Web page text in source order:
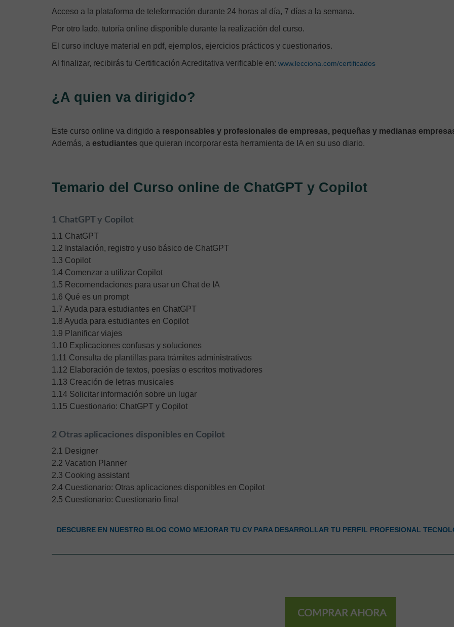
Acceso a la plataforma de teleformación durante 24 horas al día, 7 días a la semana.
Por otro lado, tutoría online disponible durante la realización del curso.
El curso incluye material en pdf, ejemplos, ejercicios prácticos y cuestionarios.
Al finalizar, recibirás tu Certificación Acreditativa verificable en: www.lecciona.com/certificados
¿A quien va dirigido?
Este curso online va dirigido a responsables y profesionales de empresas, pequeñas y medianas
Además, a estudiantes que quieran incorporar esta herramienta de IA en su uso diario.
Temario del Curso online de ChatGPT y Copilot
1 ChatGPT y Copilot
1.1 ChatGPT
1.2 Instalación, registro y uso básico de ChatGPT
1.3 Copilot
1.4 Comenzar a utilizar Copilot
1.5 Recomendaciones para usar un Chat de IA
1.6 Qué es un prompt
1.7 Ayuda para estudiantes en ChatGPT
1.8 Ayuda para estudiantes en Copilot
1.9 Planificar viajes
1.10 Explicaciones confusas y soluciones
1.11 Consulta de plantillas para trámites administrativos
1.12 Elaboración de textos, poesías o escritos motivadores
1.13 Creación de letras musicales
1.14 Solicitar información sobre un lugar
1.15 Cuestionario: ChatGPT y Copilot
2 Otras aplicaciones disponibles en Copilot
2.1 Designer
2.2 Vacation Planner
2.3 Cooking assistant
2.4 Cuestionario: Otras aplicaciones disponibles en Copilot
2.5 Cuestionario: Cuestionario final
DESCUBRE EN NUESTRO BLOG COMO MEJORAR TU CV PARA DESARROLLAR TU PERFIL PROFESIONAL
COMPRAR AHORA